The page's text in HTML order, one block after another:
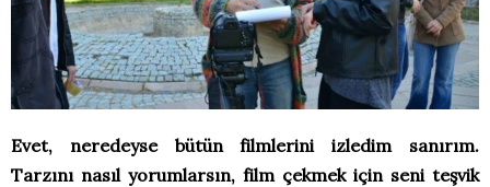
Evet, neredeyse bütün filmlerini izledim sanırım.
Tarzını nasıl yorumlarsın, film çekmek için seni teşvik